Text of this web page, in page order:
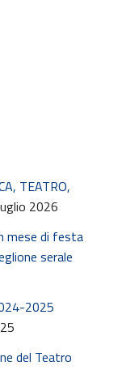
TEATRO,
2026
mese di festa
serale
2025
del Teatro